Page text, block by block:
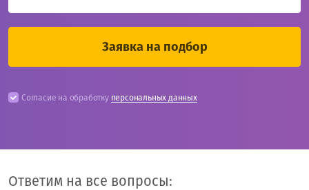
Согласие на обработку персональных данных
Ответим на все вопросы: